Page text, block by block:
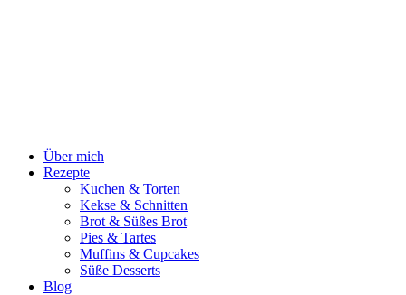
Über mich
Rezepte
Kuchen & Torten
Kekse & Schnitten
Brot & Süßes Brot
Pies & Tartes
Muffins & Cupcakes
Süße Desserts
Blog